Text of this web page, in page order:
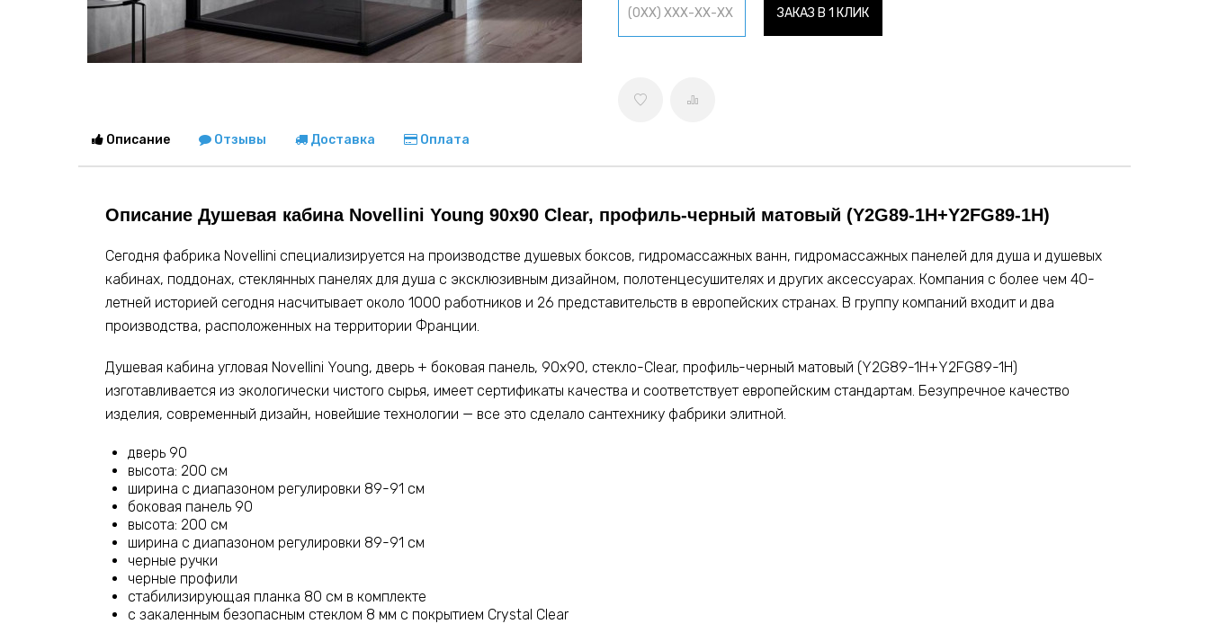
ЗАКАЗ В 1 КЛИК
Описание Отзывы Доставка Оплата
Описание Душевая кабина Novellini Young 90х90 Clear, профиль-черный матовый (Y2G89-1H+Y2FG89-1H)
Сегодня фабрика Novellini специализируется на производстве душевых боксов, гидромассажных ванн, гидромассажных панелей для душа и душевых
кабинах, поддонах, стеклянных панелях для душа с эксклюзивным дизайном, полотенцесушителях и других аксессуарах. Компания с более чем 40-
летней историей сегодня насчитывает около 1000 работников и 26 представительств в европейских странах. В группу компаний входит и два
производства, расположенных на территории Франции.
Душевая кабина угловая Novellini Young, дверь + боковая панель, 90х90, стекло-Clear, профиль-черный матовый (Y2G89-1H+Y2FG89-1H)
изготавливается из экологически чистого сырья, имеет сертификаты качества и соответствует европейским стандартам. Безупречное качество
изделия, современный дизайн, новейшие технологии — все это сделало сантехнику фабрики элитной.
дверь 90
высота: 200 см
ширина с диапазоном регулировки 89-91 см
боковая панель 90
высота: 200 см
ширина с диапазоном регулировки 89-91 см
черные ручки
черные профили
стабилизирующая планка 80 см в комплекте
с закаленным безопасным стеклом 8 мм с покрытием Crystal Clear